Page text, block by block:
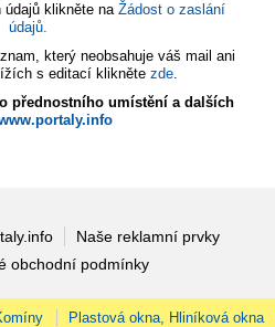
údajů klikněte na Žádost o zaslání
údajů.
který neobsahuje váš mail ani
s editací klikněte zde.
přednostního umístění a dalších
Naše reklamní prvky
obchodní podmínky
Plastová okna, Hliníková okna